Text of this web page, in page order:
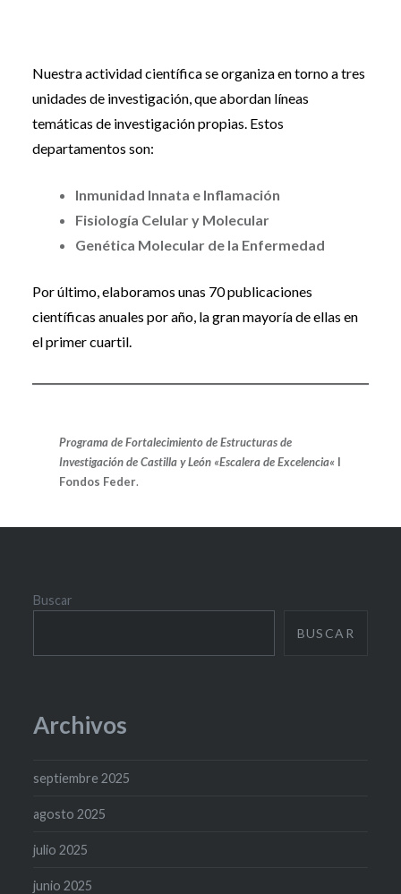
Nuestra actividad científica se organiza en torno a tres
unidades de investigación, que abordan líneas
temáticas de investigación propias. Estos
departamentos son:
Inmunidad Innata e Inflamación
Fisiología Celular y Molecular
Genética Molecular de la Enfermedad
Por último, elaboramos unas 70 publicaciones
científicas anuales por año, la gran mayoría de ellas en
el primer cuartil.
Programa de Fortalecimiento de Estructuras de
Investigación de Castilla y León «Escalera de Excelencia«I
Fondos Feder.
Buscar
BUSCAR
Archivos
septiembre 2025
agosto 2025
julio 2025
junio 2025